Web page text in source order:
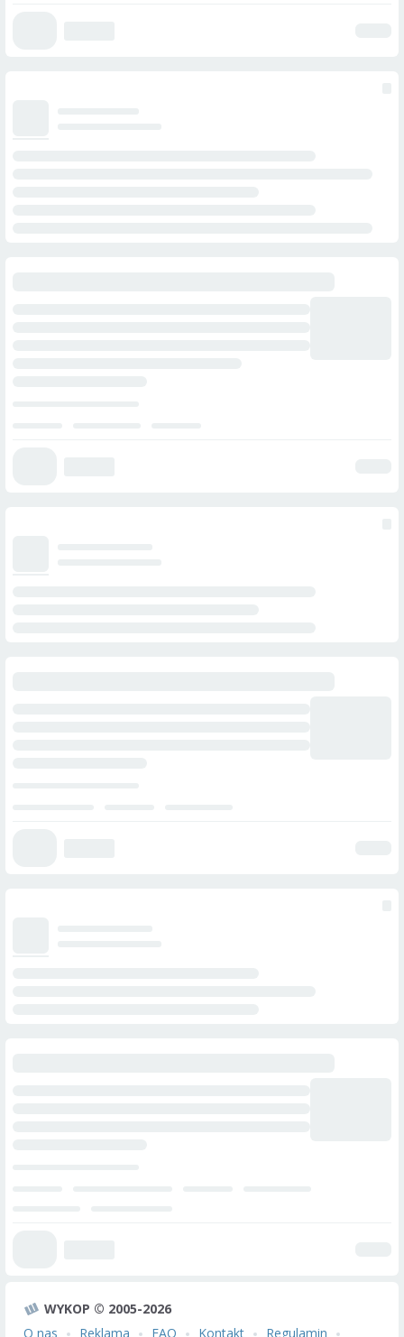
WYKOP © 2005-2026
O nas
Reklama FAQ Kontakt Regulamin